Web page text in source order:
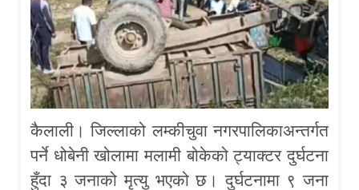
कैलाली। जिल्लाको लम्कीचुवा नगरपालिकाअन्तर्गत
पर्ने धोबेनी खोलामा मलामी बोकेको ट्याक्टर दुर्घटना
हुँदा ३ जनाको मृत्यु भएको छ। दुर्घटनामा ९ जना